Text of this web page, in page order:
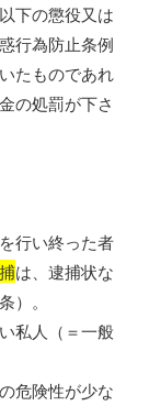
下の懲役又は
行為防止条例
たものであれ
の処罰が下さ
行い終った者
は、逮捕状な
）。
私人（＝一般
危険性が少な